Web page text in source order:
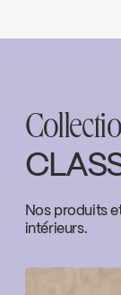
Water
SPECS
Download ↘
Nos produits
intérieurs.